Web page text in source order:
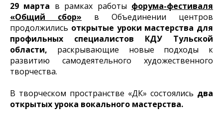
29 марта в рамках работы форума-фестиваля
«Общий сбор» в Объединении центров
продолжились открытые уроки мастерства для
профильных специалистов КДУ Тульской
области, раскрывающие новые подходы к
развитию самодеятельного художественного
творчества.
В творческом пространстве «ДК» состоялись два
открытых урока вокального мастерства.